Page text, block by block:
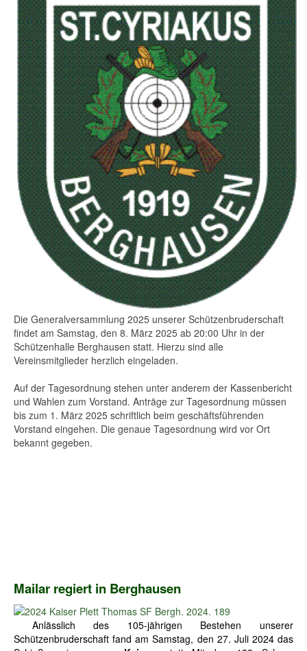
Die Generalversammlung 2025 unserer Schützenbruderschaft
findet am Samstag, den 8. März 2025 ab 20:00 Uhr in der
Schützenhalle Berghausen statt. Hierzu sind alle
Vereinsmitglieder herzlich eingeladen.
Auf der Tagesordnung stehen unter anderem der Kassenbericht
und Wahlen zum Vorstand. Anträge zur Tagesordnung müssen
bis zum 1. März 2025 schriftlich beim geschäftsführenden
Vorstand eingehen. Die genaue Tagesordnung wird vor Ort
bekannt gegeben.
Mailar regiert in Berghausen
Anlässlich des 105-jährigen Bestehen unserer
Schützenbruderschaft fand am Samstag, den 27. Juli 2024 das